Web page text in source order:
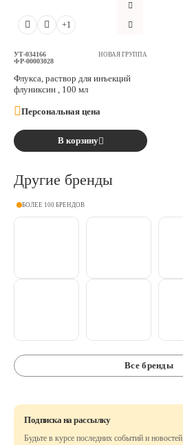
Аксессуары
Расходные материалы
Шовный материал
+1
УТ-034166
ФР-00003028
НОВАЯ ГРУППА
Флукса, раствор для инъекций
флуниксин , 100 мл
Персональная цена
В корзину
Другие бренды
БОЛЕЕ 100 БРЕНДОВ
Все бренды
Подписка на рассылку
Будьте в курсе последних событий и новостей